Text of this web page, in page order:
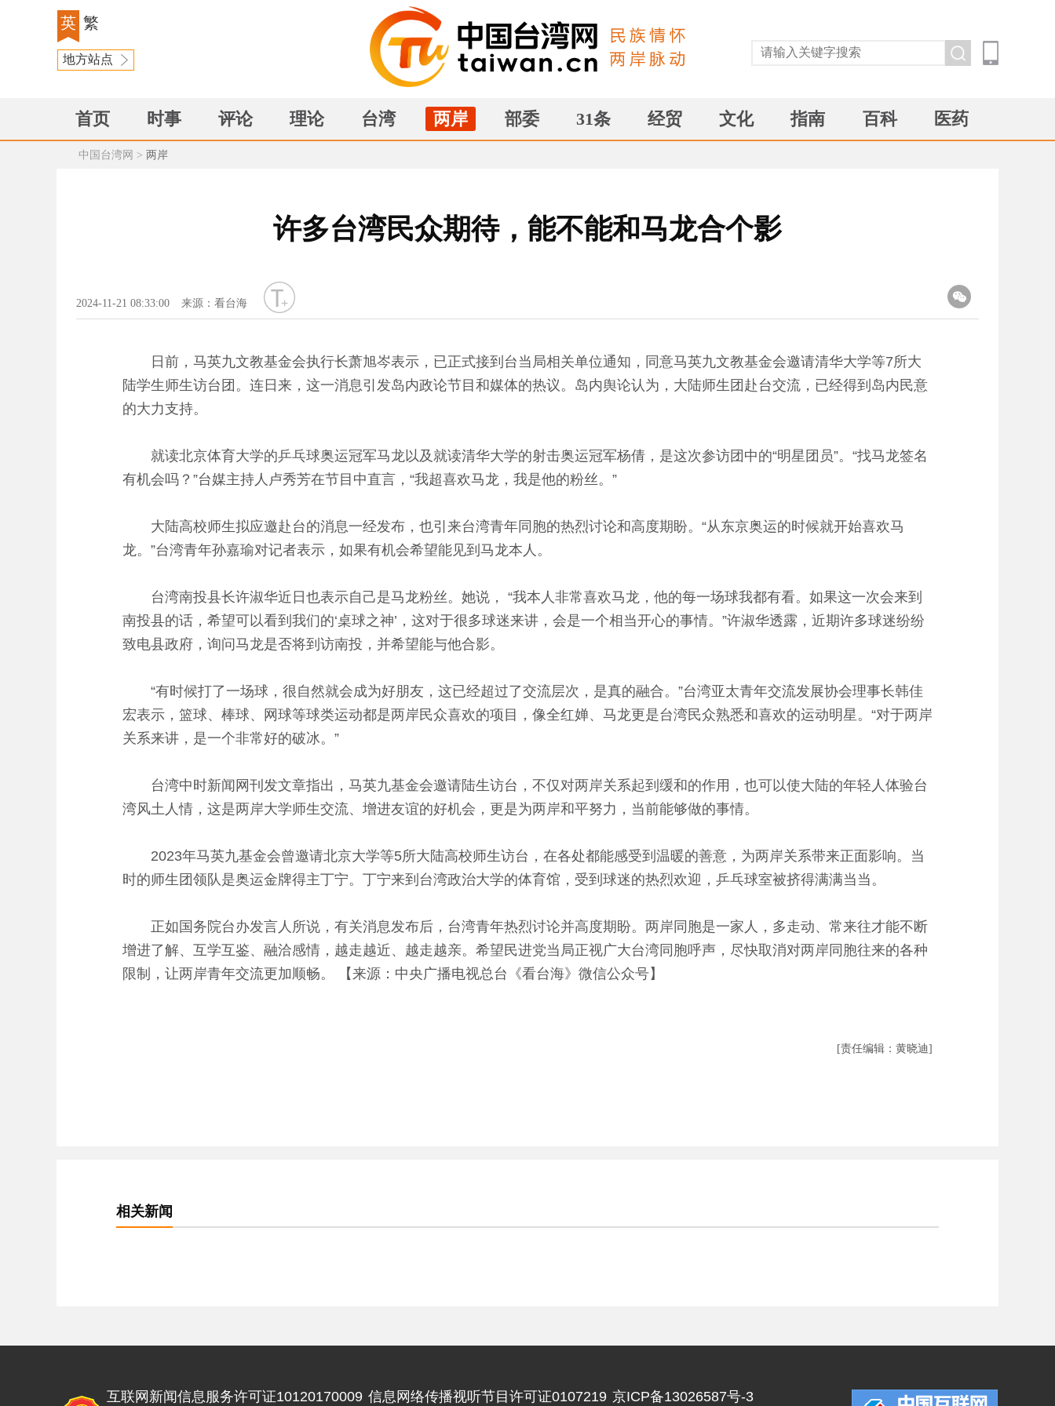
英 繁
地方站点
首页 时事 评论 理论 台湾 两岸 部委 31条 经贸 文化 指南 百科 医药
中国台湾网 > 两岸
许多台湾民众期待，能不能和马龙合个影
2024-11-21 08:33:00 来源：看台海
字号
日前，马英九文教基金会执行长萧旭岑表示，已正式接到台当局相关单位通知，同意马英九文教基金会邀请清华大学等7所大
陆学生师生访台团。连日来，这一消息引发岛内政论节目和媒体的热议。岛内舆论认为，大陆师生团赴台交流，已经得到岛内民意
的大力支持。
就读北京体育大学的乒乓球奥运冠军马龙以及就读清华大学的射击奥运冠军杨倩，是这次参访团中的“明星团员”。“找马龙签名
有机会吗？”台媒主持人卢秀芳在节目中直言，“我超喜欢马龙，我是他的粉丝。”
大陆高校师生拟应邀赴台的消息一经发布，也引来台湾青年同胞的热烈讨论和高度期盼。“从东京奥运的时候就开始喜欢马
龙。”台湾青年孙嘉瑜对记者表示，如果有机会希望能见到马龙本人。
台湾南投县长许淑华近日也表示自己是马龙粉丝。她说， “我本人非常喜欢马龙，他的每一场球我都有看。如果这一次会来到
南投县的话，希望可以看到我们的‘桌球之神’，这对于很多球迷来讲，会是一个相当开心的事情。”许淑华透露，近期许多球迷纷纷
致电县政府，询问马龙是否将到访南投，并希望能与他合影。
“有时候打了一场球，很自然就会成为好朋友，这已经超过了交流层次，是真的融合。”台湾亚太青年交流发展协会理事长韩佳
宏表示，篮球、棒球、网球等球类运动都是两岸民众喜欢的项目，像全红婵、马龙更是台湾民众熟悉和喜欢的运动明星。“对于两岸
关系来讲，是一个非常好的破冰。”
台湾中时新闻网刊发文章指出，马英九基金会邀请陆生访台，不仅对两岸关系起到缓和的作用，也可以使大陆的年轻人体验台
湾风土人情，这是两岸大学师生交流、增进友谊的好机会，更是为两岸和平努力，当前能够做的事情。
2023年马英九基金会曾邀请北京大学等5所大陆高校师生访台，在各处都能感受到温暖的善意，为两岸关系带来正面影响。当
时的师生团领队是奥运金牌得主丁宁。丁宁来到台湾政治大学的体育馆，受到球迷的热烈欢迎，乒乓球室被挤得满满当当。
正如国务院台办发言人所说，有关消息发布后，台湾青年热烈讨论并高度期盼。两岸同胞是一家人，多走动、常来往才能不断
增进了解、互学互鉴、融洽感情，越走越近、越走越亲。希望民进党当局正视广大台湾同胞呼声，尽快取消对两岸同胞往来的各种
限制，让两岸青年交流更加顺畅。 【来源：中央广播电视总台《看台海》微信公众号】
[责任编辑：黄晓迪]
相关新闻
互联网新闻信息服务许可证10120170009 信息网络传播视听节目许可证0107219 京ICP备13026587号-3
违法和不良信息举报电话